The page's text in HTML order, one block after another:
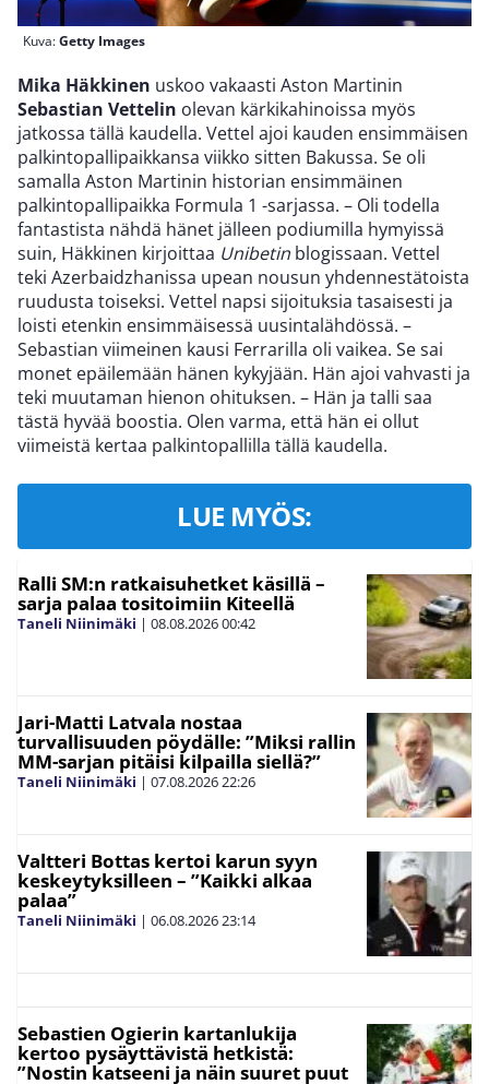
Kuva:Getty Images
Mika Häkkinen uskoo vakaasti Aston Martinin
Sebastian Vettelin olevan kärkikahinoissa myös
jatkossa tällä kaudella. Vettel ajoi kauden ensimmäisen
palkintopallipaikkansa viikko sitten Bakussa. Se oli
samalla Aston Martinin historian ensimmäinen
palkintopallipaikka Formula 1 -sarjassa. – Oli todella
fantastista nähdä hänet jälleen podiumilla hymyissä
suin, Häkkinen kirjoittaa Unibetin blogissaan. Vettel
teki Azerbaidzhanissa upean nousun yhdennestätoista
ruudusta toiseksi. Vettel napsi sijoituksia tasaisesti ja
loisti etenkin ensimmäisessä uusintalähdössä. –
Sebastian viimeinen kausi Ferrarilla oli vaikea. Se sai
monet epäilemään hänen kykyjään. Hän ajoi vahvasti ja
teki muutaman hienon ohituksen. – Hän ja talli saa
tästä hyvää boostia. Olen varma, että hän ei ollut
viimeistä kertaa palkintopallilla tällä kaudella.
LUE MYÖS:
Ralli SM:n ratkaisuhetket käsillä –
sarja palaa tositoimiin Kiteellä
Taneli Niinimäki | 08.08.202600:42
Jari-Matti Latvala nostaa
turvallisuuden pöydälle: ”Miksi rallin
MM-sarjan pitäisi kilpailla siellä?”
Taneli Niinimäki | 07.08.202622:26
Valtteri Bottas kertoi karun syyn
keskeytyksilleen – ”Kaikki alkaa
palaa”
Taneli Niinimäki | 06.08.202623:14
Sebastien Ogierin kartanlukija
kertoo pysäyttävistä hetkistä:
”Nostin katseeni ja näin suuret puut